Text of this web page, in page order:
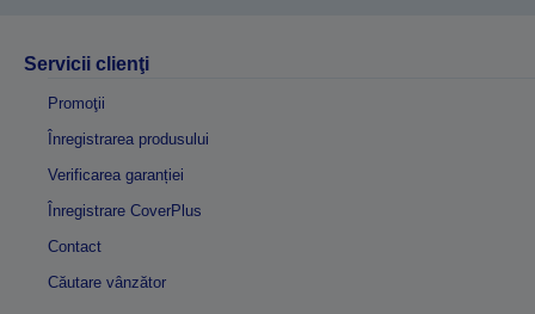
Servicii clienţi
Promoţii
Înregistrarea produsului
Verificarea garanției
Înregistrare CoverPlus
Contact
Căutare vânzător